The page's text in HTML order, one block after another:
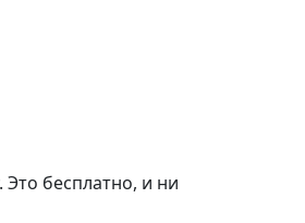
бесплатно, и ни